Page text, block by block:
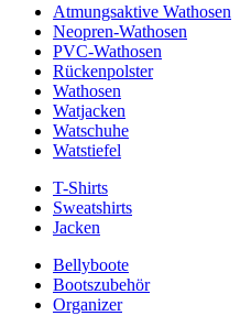
Atmungsaktive Wathosen
Neopren-Wathosen
PVC-Wathosen
Rückenpolster
Wathosen
Watjacken
Watschuhe
Watstiefel
T-Shirts
Sweatshirts
Jacken
Bellyboote
Bootszubehör
Organizer